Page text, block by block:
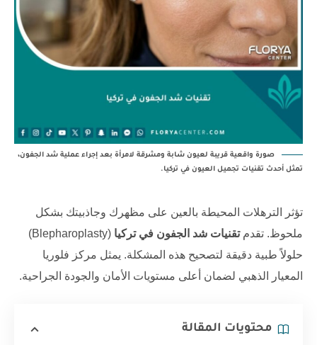
صورة واقعية قريبة لعيون شابة ومشرقة لامرأة بعد إجراء عملية شد الجفون،
تمثل أحدث تقنيات تجميل العيون في تركيا.
تؤثر الترهلات المحيطة بالعين على مظهرك وجاذبيتك بشكل
ملحوظ. تقدمتقنيات شد الجفون في تركيا
(Blepharoplasty)
حلولاً طبية دقيقة لتصحيح هذه المشكلة. يمثل مركز فلوريا
المعيار الذهبي لضمان أعلى مستويات الأمان والجودة الجراحية.
محتويات المقالة